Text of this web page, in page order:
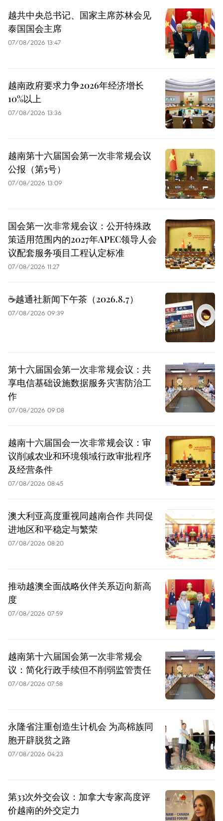
越共中央总书记、国家主席苏林会见
泰国国会主席
07/08/2026 13:47
越南政府要求力争2026年经济增长
10%以上
07/08/2026 13:36
越南第十六届国会第一次非常规会议
公报（第5号）
07/08/2026 13:09
国会第一次非常规会议：公开特殊政
策适用范围内的2027年APEC领导人会
议配套服务项目工程认定标准
07/08/2026 11:27
☕️越通社新闻下午茶（2026.8.7）
07/08/2026 09:39
第十六届国会第一次非常规会议：共
享电信基础设施数据服务灾害防治工
作
07/08/2026 09:08
越南十六届国会一次非常规会议：审
议削减农业和环境领域行政审批程序
及经营条件
07/08/2026 08:45
澳大利亚高度重视同越南合作 共同促
进地区和平稳定与繁荣
07/08/2026 08:20
推动越澳全面战略伙伴关系迈向新高
度
07/08/2026 07:59
越南第十六届国会第一次非常规会
议：简化行政手续但不削弱监管责任
07/08/2026 07:58
永隆省注重创造生计机会 为高棉族同
胞开辟脱贫之路
07/08/2026 04:23
第33次外交会议：加拿大专家高度评
价越南的外交定力